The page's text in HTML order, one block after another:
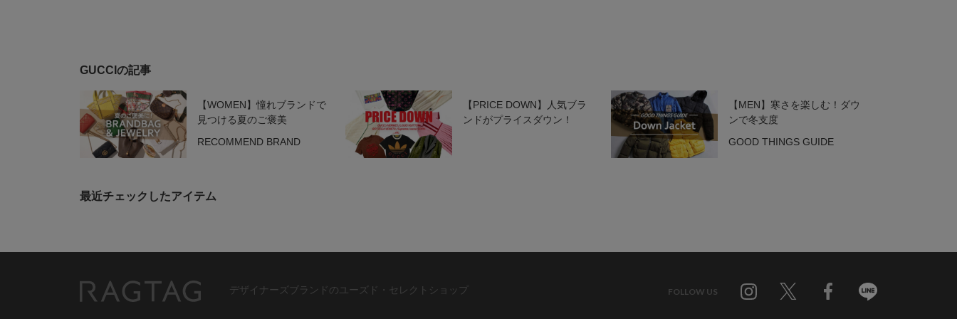
GUCCIの記事
【WOMEN】憧れブランドで
見つける夏のご褒美
RECOMMEND BRAND
【PRICE DOWN】人気ブラ
ンドがプライスダウン！
【MEN】寒さを楽しむ！ダウ
ンで冬支度
GOOD THINGS GUIDE
最近チェックしたアイテム
デザイナーズブランドのユーズド・セレクトショップ FOLLOW US